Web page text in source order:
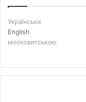
Українська
English
московитською